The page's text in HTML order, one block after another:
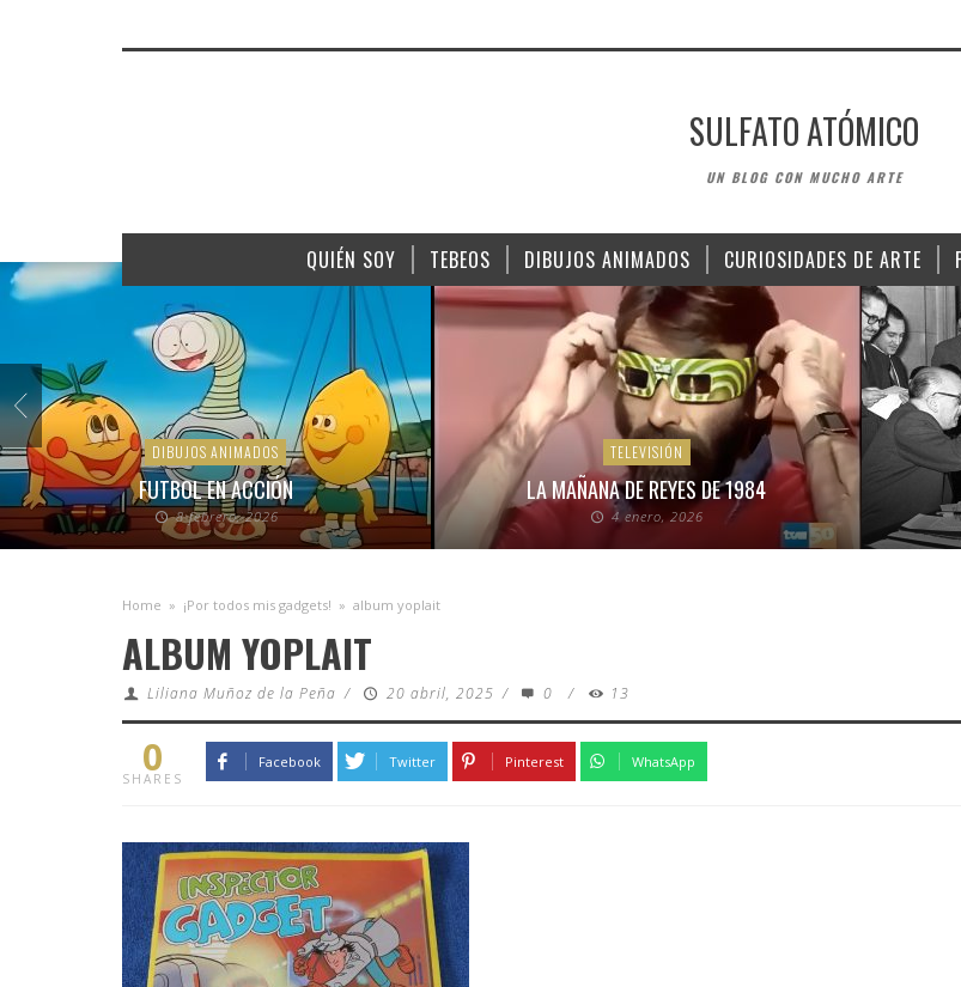
SULFATO ATÓMICO
UN BLOG CON MUCHO ARTE
QUIÉN SOY TEBEOS DIBUJOS ANIMADOS CURIOSIDADES DE ARTE
DIBUJOS ANIMADOS
FUTBOL EN ACCIÓN
8 febrero, 2026
TELEVISIÓN
LA MAÑANA DE REYES DE 1984
4 enero, 2026
Home » ¡Por todos mis gadgets! » album yoplait
ALBUM YOPLAIT
Liliana Muñoz de la Peña / 20 abril, 2025 / 0 / 13
0
SHARES
Facebook Twitter Pinterest WhatsApp